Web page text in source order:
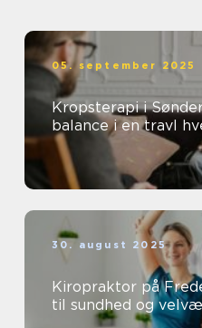
05. september 2025
Kropsterapi i
balance i en travl
30. august 2025
Kiropraktor på
til sundhed og